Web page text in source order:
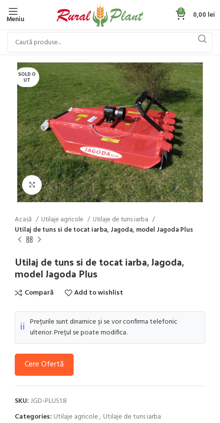
Meniu
0 0,00 lei
SOLD O
UT
Click to enlarge
Acasă Utilaje agricole
Utilaje de tuns iarba
Utilaj de tuns si de tocat iarba, Jagoda, model Jagoda Plus
Utilaj de tuns si de tocat iarba, Jagoda,
model Jagoda Plus
Compară Add to wishlist
ℹ️ Prețurile sunt dinamice și se vor confirma telefonic
ulterior. Prețul se poate modifica.
Cere Ofertă
SKU:JGD-PLUS1.8
Categories: Utilaje agricole, Utilaje de tuns iarba